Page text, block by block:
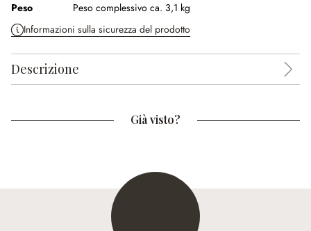
Peso
Peso complessivo ca. 3,1 kg
Informazioni sulla sicurezza del prodotto
Descrizione
Già visto?